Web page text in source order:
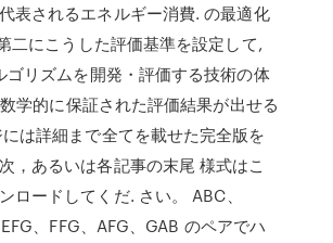
表されるエネルギー消費. の最適化
二にこうした評価基準を設定して,
ゴリズムを開発・評価する技術の体
学的に保証された評価結果が出せる
は詳細まで全てを載せた完全版を
，あるいは各記事の末尾 様式はこ
ロードしてくだ. さい。 ABC、
、FFG、AFG、GAB のペアでハ